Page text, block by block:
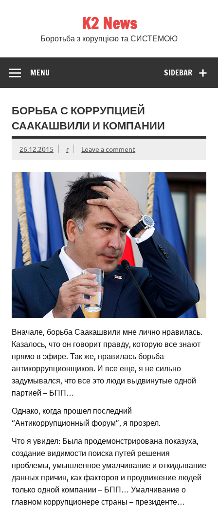
K2 News
Боротьба з корупцією та СИСТЕМОЮ
SIDEBAR
MENU
БОРЬБА С КОРРУПЦИЕЙ
СААКАШВИЛИ И КОМПАНИИ
26.12.2015 r Leave a comment
Вначале, борьба Саакашвили мне лично нравилась.
Казалось, что он говорит правду, которую все знают
прямо в эфире. Так же, нравилась борьба
антикоррупционщиков. И все еще, я не сильно
задумывался, что все это люди выдвинутые одной
партией – БПП…
Однако, когда прошел последний
“Антикоррупционный форум”, я прозрел.
Что я увидел: Была продемонстрирована показуха,
создание видимости поиска путей решения
проблемы, умышленное умалчивание и откидывание
данных причин, как факторов и продвижение людей
только одной компании – БПП… Умалчивание о
главном коррупционере страны – президенте…